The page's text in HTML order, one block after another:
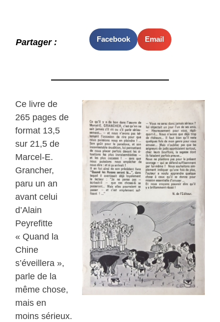
Partager : Facebook Email
Ce livre de
265 pages de
format 13,5
sur 21,5 de
Marcel-E.
Grancher,
paru un an
avant celui
d’Alain
Peyrefitte
« Quand la
Chine
s’éveillera »,
parle de la
même chose,
mais en
moins sérieux.